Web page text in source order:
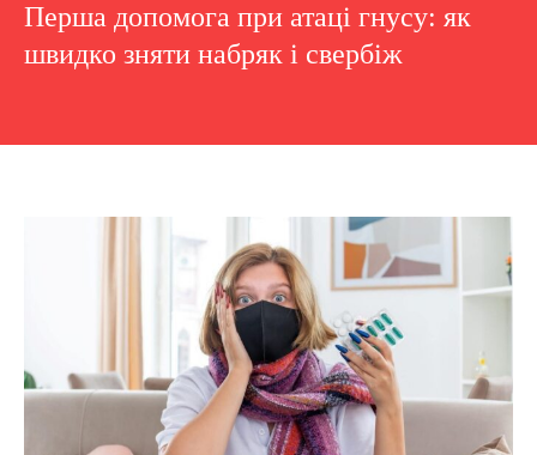
Перша допомога при атаці гнусу: як
швидко зняти набряк і свербіж